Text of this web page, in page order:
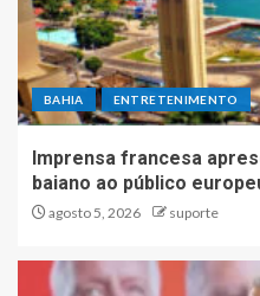
BAHIA ENTRETENIMENTO
Imprensa francesa
baiano ao público
agosto 5, 2026 suporte